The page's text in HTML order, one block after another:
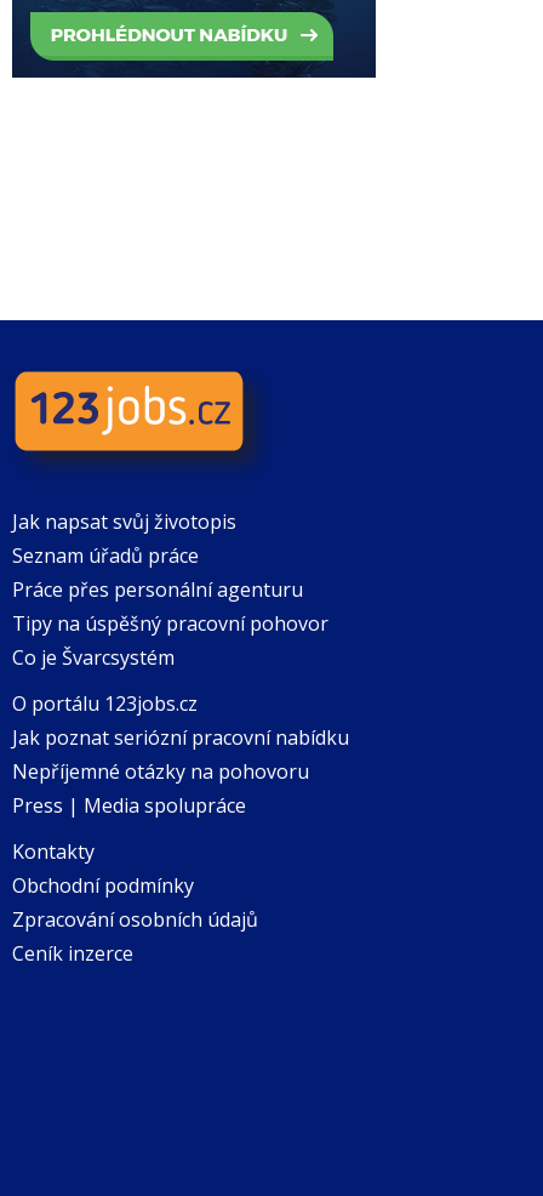
Jak napsat svůj životopis
Seznam úřadů práce
Práce přes personální agenturu
Tipy na úspěšný pracovní pohovor
Co je Švarcsystém
O portálu 123jobs.cz
Jak poznat seriózní pracovní nabídku
Nepříjemné otázky na pohovoru
Press | Media spolupráce
Kontakty
Obchodní podmínky
Zpracování osobních údajů
Ceník inzerce